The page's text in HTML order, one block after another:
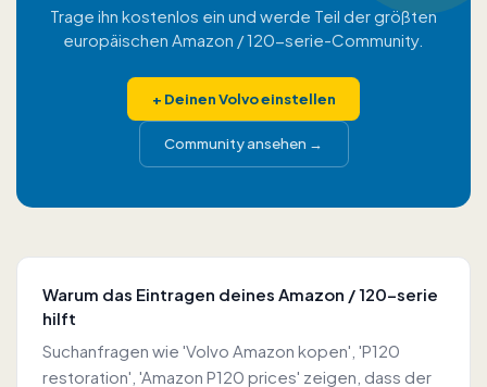
Trage ihn kostenlos ein und werde Teil der größten
europäischen Amazon / 120-serie-Community.
+ Deinen Volvo einstellen
Community ansehen →
Warum das Eintragen deines Amazon / 120-serie
hilft
Suchanfragen wie 'Volvo Amazon kopen', 'P120
restoration', 'Amazon P120 prices' zeigen, dass der